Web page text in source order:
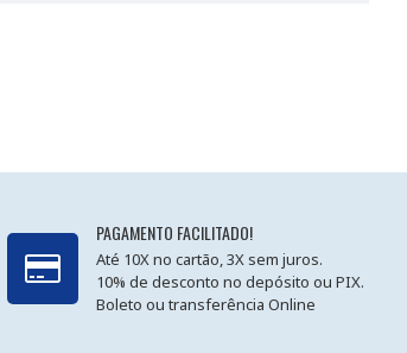
PAGAMENTO FACILITADO!
Até 10X no cartão, 3X sem juros.
10% de desconto no depósito ou PIX.
Boleto ou transferência Online